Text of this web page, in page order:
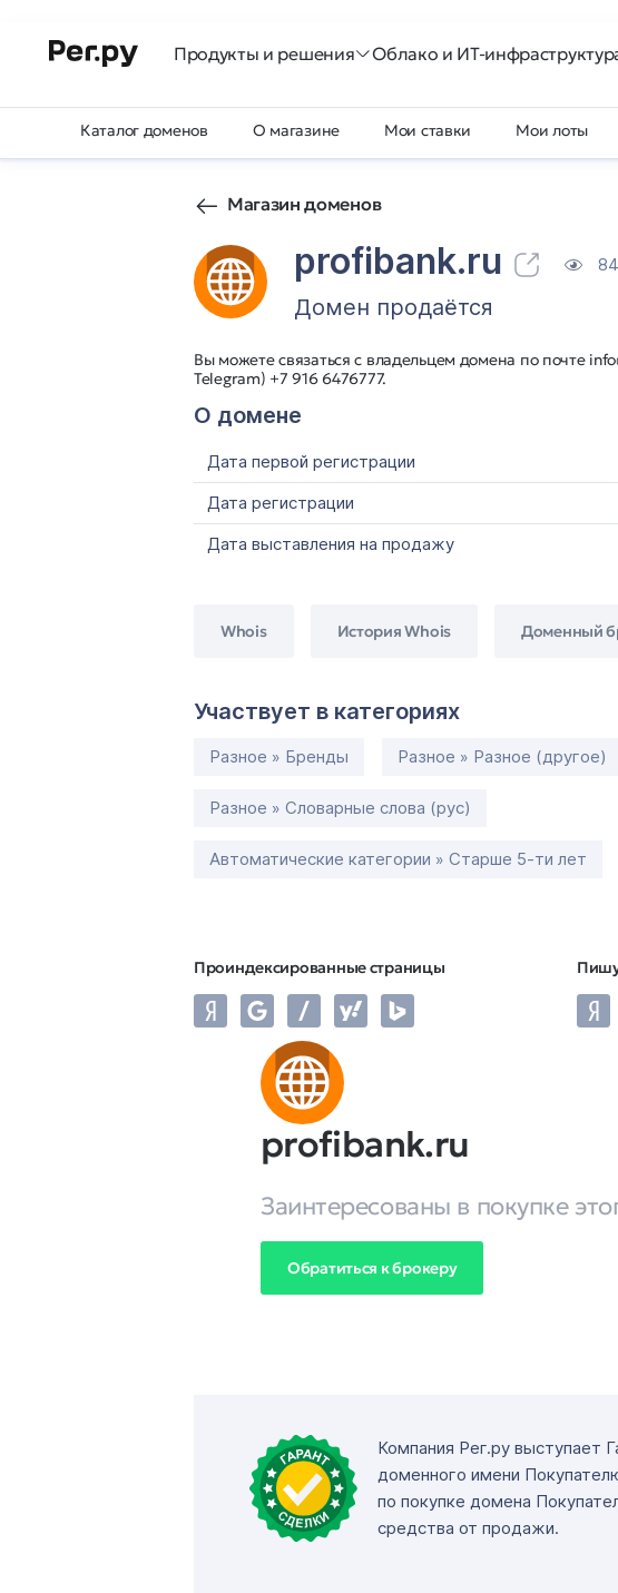
Продукты и решения Облако и ИТ-
Каталог доменов О магазине Мои ставки Мои лоты
Магазин доменов
profibank.ru 84
Домен продаётся
Вы можете связаться с владельцем домена по почте
Telegram) +7 916 6476777.
О домене
Дата первой регистрации
Дата регистрации
Дата выставления на продажу
Whois История Whois Доменный
Участвует в категориях
Разное » Бренды Разное » Разное (другое)
Разное » Словарные слова (рус)
Автоматические категории » Старше 5-ти лет
Проиндексированные страницы
profibank.ru
Заинтересованы в покупке
Обратиться к брокеру
Компания Рег.ру выступает
доменного имени
по покупке домена
средства от продажи.